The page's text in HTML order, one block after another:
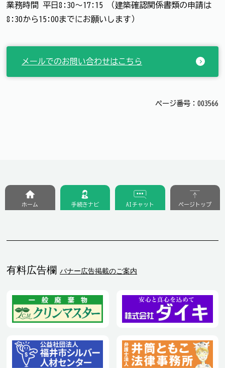
業務時間 平日8:30～17:15 （建築確認関係書類の申請は
8:30から15:00までにお願いします）
メールでのお問い合わせはこちら
ページ番号：003566
有料広告欄 バナー広告掲載のご案内
ホーム 手続きナビ AIチャット ページトップ